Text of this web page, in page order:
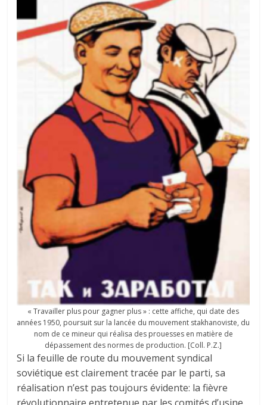
« Travailler plus pour gagner plus » : cette affiche, qui date des
années 1950, poursuit sur la lancée du mouvement stakhanoviste, du
nom de ce mineur qui réalisa des prouesses en matière de
dépassement des normes de production. [Coll. P.Z.]
Si la feuille de route du mouvement syndical
soviétique est clairement tracée par le parti, sa
réalisation n’est pas toujours évidente: la fièvre